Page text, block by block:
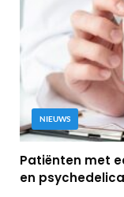
NIEUWS
Patiënten met
en